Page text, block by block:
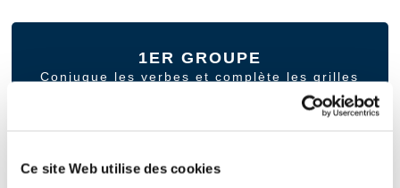
Ce site Web utilise des cookies
1ER GROUPE
Conjugue les verbes et complète les grilles
1 2 3 4